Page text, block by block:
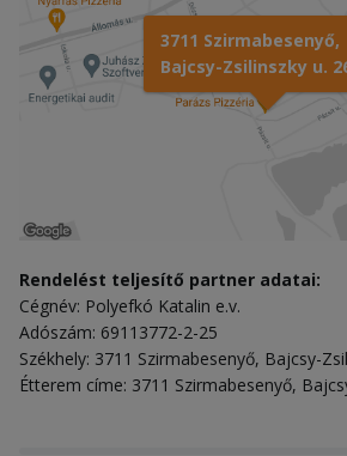
3711 Szirmabesenyő,
Bajcsy-Zsilinszky u.
Rendelést teljesítő partner adatai:
Cégnév: Polyefkó Katalin e.v.
Adószám: 69113772-2-25
Székhely: 3711 Szirmabesenyő, Bajcsy-
Étterem címe: 3711 Szirmabesenyő,